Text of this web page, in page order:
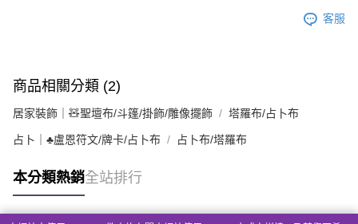
客服
商品相關分類 (2)
居家裝飾｜🧸聖壇布/斗篷/掛飾/雕像擺飾 塔羅布/占卜布
占卜｜♣盧恩符文/牌卡/占卜布 占卜布/塔羅布
本分類熱銷全站排行